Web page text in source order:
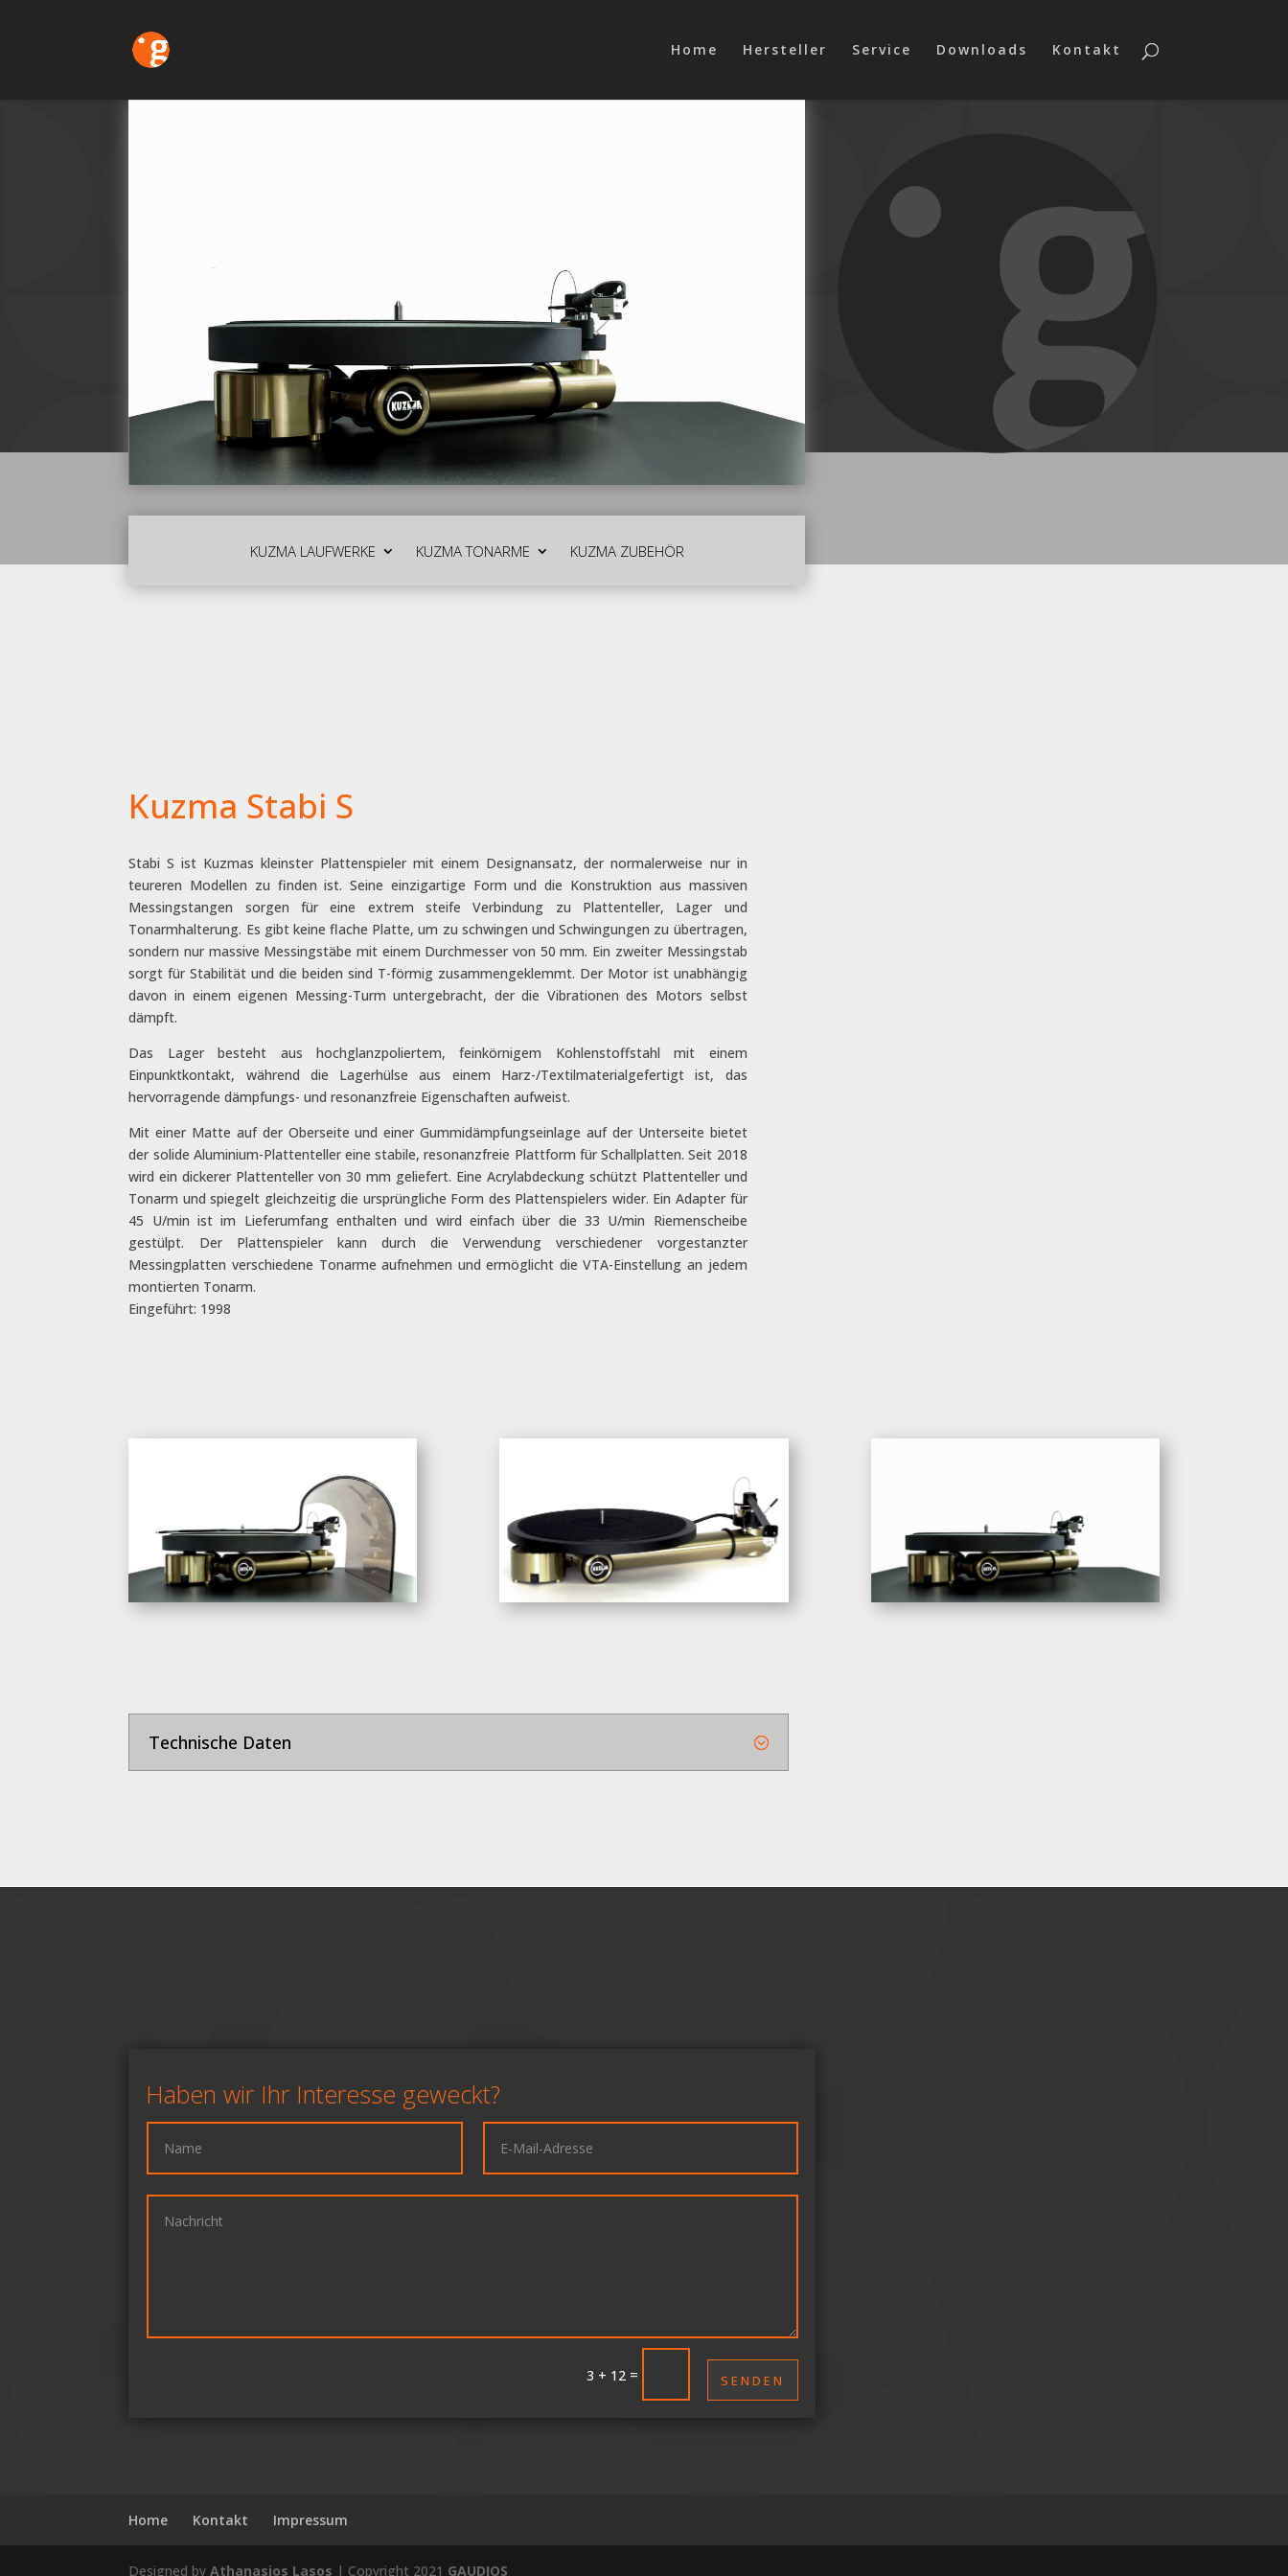
Home Hersteller Service Downloads Kontakt
KUZMA LAUFWERKE KUZMA TONARME KUZMA ZUBEHÖR
Kuzma Stabi S
Stabi S ist Kuzmas kleinster Plattenspieler mit einem Designansatz, der normalerweise nur in
teureren Modellen zu finden ist. Seine einzigartige Form und die Konstruktion aus massiven
Messingstangen sorgen für eine extrem steife Verbindung zu Plattenteller, Lager und
Tonarmhalterung. Es gibt keine flache Platte, um zu schwingen und Schwingungen zu übertragen,
sondern nur massive Messingstäbe mit einem Durchmesser von 50 mm. Ein zweiter Messingstab
sorgt für Stabilität und die beiden sind T-förmig zusammengeklemmt. Der Motor ist unabhängig
davon in einem eigenen Messing-Turm untergebracht, der die Vibrationen des Motors selbst
dämpft.
Das Lager besteht aus hochglanzpoliertem, feinkörnigem Kohlenstoffstahl mit einem
Einpunktkontakt, während die Lagerhülse aus einem Harz-/Textilmaterialgefertigt ist, das
hervorragende dämpfungs- und resonanzfreie Eigenschaften aufweist.
Mit einer Matte auf der Oberseite und einer Gummidämpfungseinlage auf der Unterseite bietet
der solide Aluminium-Plattenteller eine stabile, resonanzfreie Plattform für Schallplatten. Seit 2018
wird ein dickerer Plattenteller von 30 mm geliefert. Eine Acrylabdeckung schützt Plattenteller und
Tonarm und spiegelt gleichzeitig die ursprüngliche Form des Plattenspielers wider. Ein Adapter für
45 U/min ist im Lieferumfang enthalten und wird einfach über die 33 U/min Riemenscheibe
gestülpt. Der Plattenspieler kann durch die Verwendung verschiedener vorgestanzter
Messingplatten verschiedene Tonarme aufnehmen und ermöglicht die VTA-Einstellung an jedem
montierten Tonarm.
Eingeführt: 1998
Technische Daten
Haben wir Ihr Interesse geweckt?
3 + 12 = SENDEN
Home Kontakt Impressum
Designed byAthanasios Lasos | Copyright 2021 GAUDIOS